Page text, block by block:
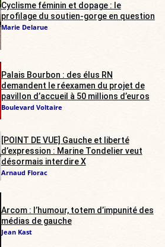
Cyclisme féminin et dopage : le
profilage du soutien-gorge en question
Marie Delarue
Palais Bourbon : des élus RN
demandent le réexamen du projet de
pavillon d’accueil à 50 millions d’euros
Boulevard Voltaire
[POINT DE VUE] Gauche et liberté
d’expression : Marine Tondelier veut
désormais interdire X
Arnaud Florac
Arcom : l’humour, totem d’impunité des
médias de gauche
Jean Kast